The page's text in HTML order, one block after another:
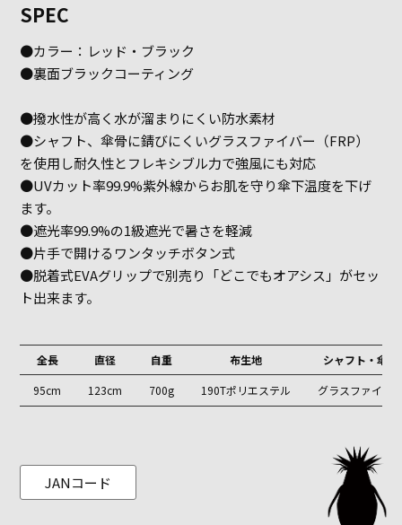
SPEC
●カラー：レッド・ブラック
●裏面ブラックコーティング
●撥水性が高く水が溜まりにくい防水素材
●シャフト、傘骨に錆びにくいグラスファイバー（FRP）
を使用し耐久性とフレキシブル力で強風にも対応
●UVカット率99.9%紫外線からお肌を守り傘下温度を下げ
ます。
●遮光率99.9%の1級遮光で暑さを軽減
●片手で開けるワンタッチボタン式
●脱着式EVAグリップで別売り「どこでもオアシス」がセッ
ト出来ます。
全長 直径 自重 布生地
シャフト・傘骨
95cm
123cm 700g 190Tポリエステル グラスファイバ
JANコード